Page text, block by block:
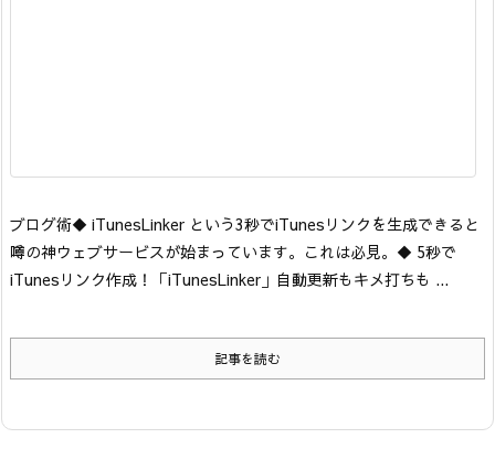
ブログ術◆ iTunesLinker という3秒でiTunesリンクを生成できると
噂の神ウェブサービスが始まっています。これは必見。 ◆ 5秒で
iTunesリンク作成！「iTunesLinker」自動更新もキメ打ちも ...
記事を読む